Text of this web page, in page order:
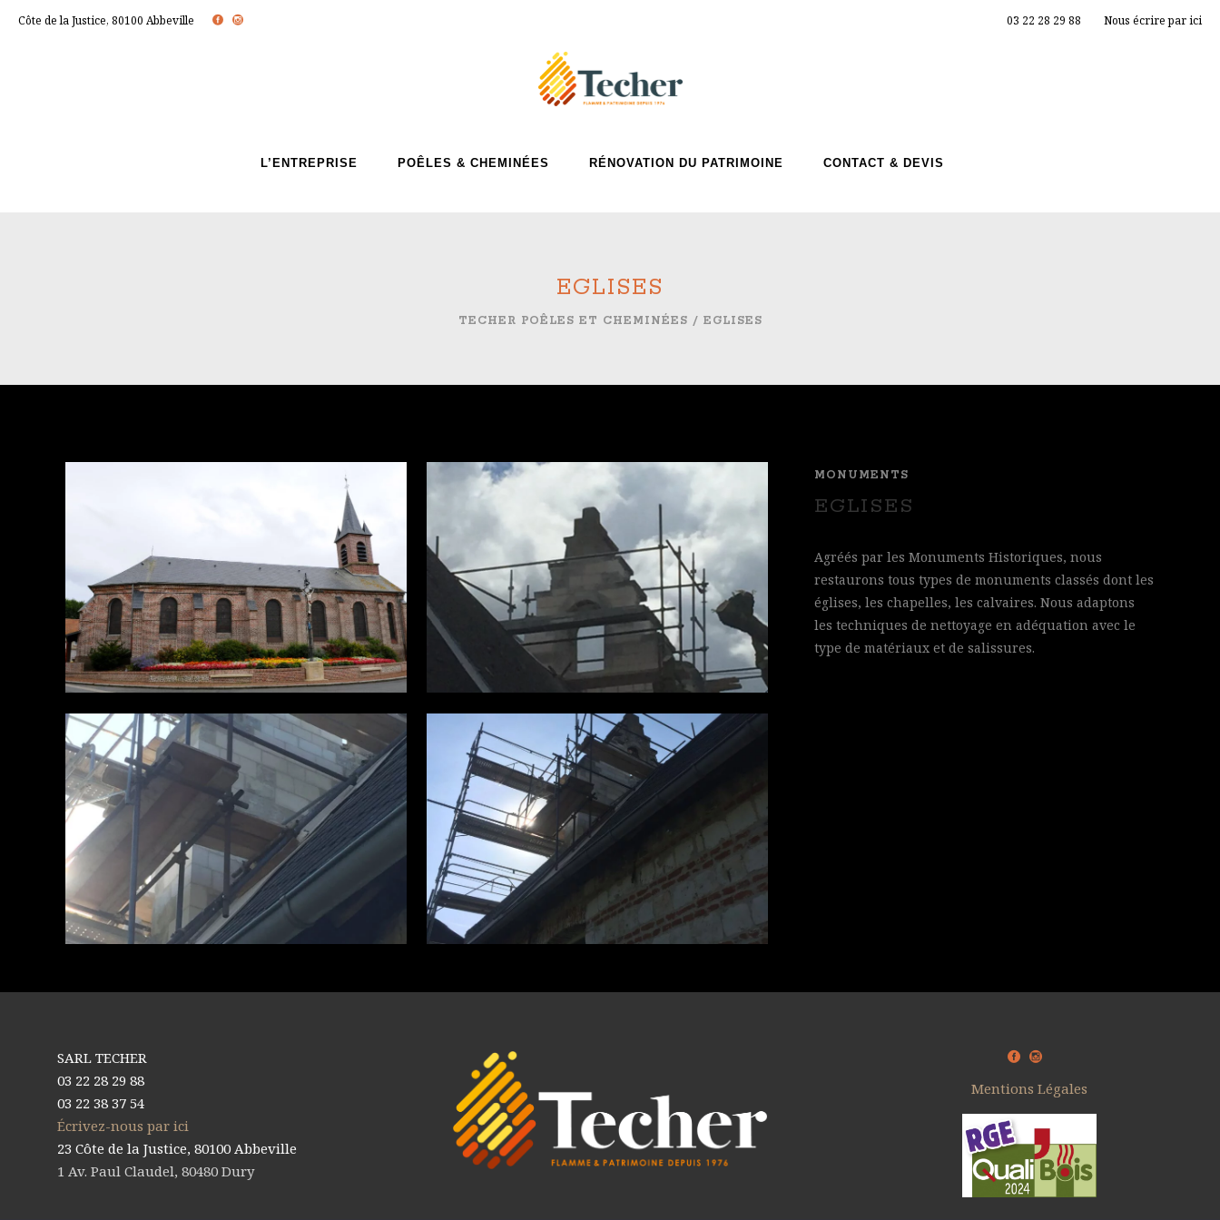
Côte de la Justice, 80100 Abbeville 03 22 28 29 88 Nous écrire par ici
L’ENTREPRISE POÊLES & CHEMINÉES RÉNOVATION DU PATRIMOINE CONTACT & DEVIS
EGLISES
TECHER POÊLES ET CHEMINÉES / EGLISES
MONUMENTS
EGLISES
Agréés par les Monuments Historiques, nous
restaurons tous types de monuments classés dont les
églises, les chapelles, les calvaires. Nous adaptons
les techniques de nettoyage en adéquation avec le
type de matériaux et de salissures.
SARL TECHER
03 22 28 29 88
03 22 38 37 54
Écrivez-nous par ici
23 Côte de la Justice, 80100 Abbeville
1 Av. Paul Claudel, 80480 Dury
Mentions Légales